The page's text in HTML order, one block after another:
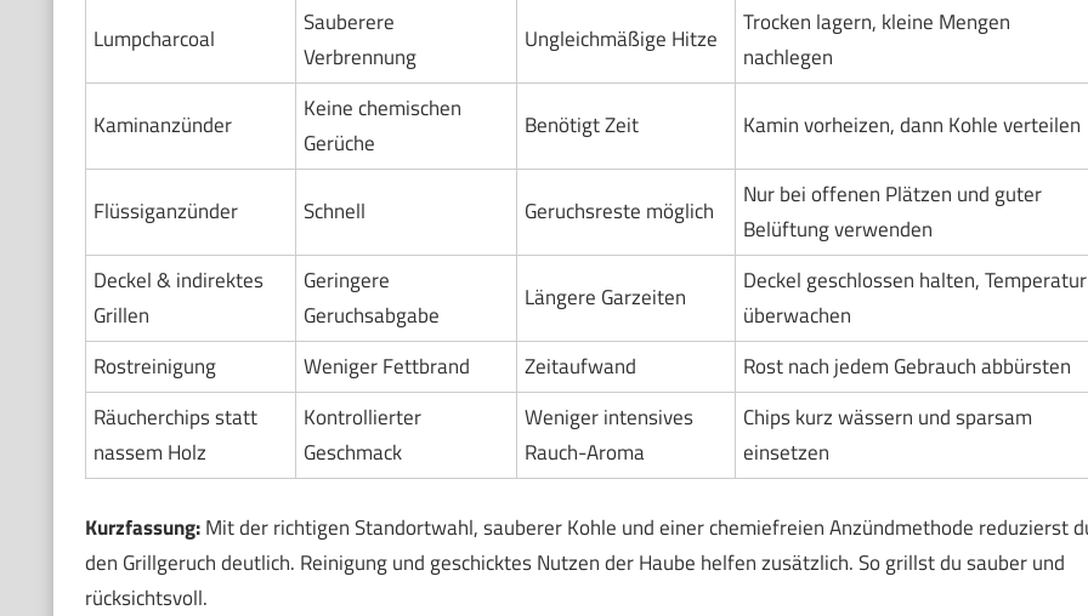
Lumpcharcoal
Sauberere
Verbrennung
Ungleichmäßige Hitze
Trocken lagern, kleine Mengen
nachlegen
Kaminanzünder
Keine chemischen
Gerüche
Benötigt Zeit Kamin vorheizen, dann Kohle verteilen
Flüssiganzünder Schnell Geruchsreste möglich
Nur bei offenen Plätzen und guter
Belüftung verwenden
Deckel & indirektes
Grillen
Geringere
Geruchsabgabe
Längere Garzeiten
Deckel geschlossen halten, Temperatur
überwachen
Rostreinigung
Weniger Fettbrand Zeitaufwand
Rost nach jedem Gebrauch abbürsten
Räucherchips statt
nassem Holz
Kontrollierter
Geschmack
Weniger intensives
Rauch-Aroma
Chips kurz wässern und sparsam
einsetzen
Kurzfassung:Mit der richtigen Standortwahl, sauberer Kohle und einer chemiefreien Anzündmethode reduzierst
den Grillgeruch deutlich. Reinigung und geschicktes Nutzen der Haube helfen zusätzlich. So grillst du sauber und
rücksichtsvoll.